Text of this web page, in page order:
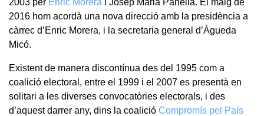
2016 hom acordà una nova direcció amb la presidència a
càrrec d’Enric Morera, i la secretaria general d’Àgueda
Micó.
Existent de manera discontínua des del 1995 com a
coalició electoral, entre el 1999 i el 2007 es presentà en
solitari a les diverses convocatòries electorals, i des
d’aquest darrer any, dins la coalició Compromís pel País